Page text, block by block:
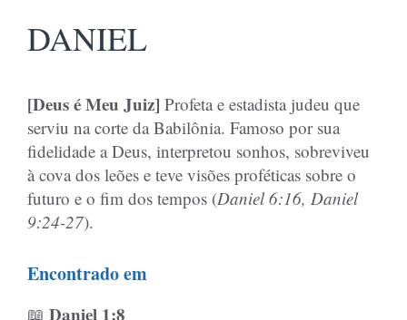
DANIEL
[Deus é Meu Juiz] Profeta e estadista judeu que
serviu na corte da Babilônia. Famoso por sua
fidelidade a Deus, interpretou sonhos, sobreviveu
à cova dos leões e teve visões proféticas sobre o
futuro e o fim dos tempos (Daniel 6:16, Daniel
9:24-27).
Encontrado em
📖 Daniel 1:8